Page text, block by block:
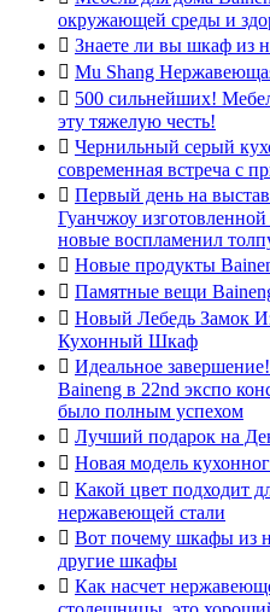
окружающей среды и
 Знаете ли вы шкаф из
 Mu Shang
 500 сильнейших!
эту тяжелую честь!
 Чернильный серый
современная встреча с
 Первый день на
Гуанчжоу
новые воспламенил
 Новые продукты
 Памятные вещи
 Новый Лебедь Замок
Кухонный Шкаф
 Идеальное
Baineng в 22nd экспо
было полным успехом
 Лучший подарок на
 Новая модель
 Какой цвет подходит
нержавеющей стали
 Вот почему шкафы из
другие шкафы
 Как насчет